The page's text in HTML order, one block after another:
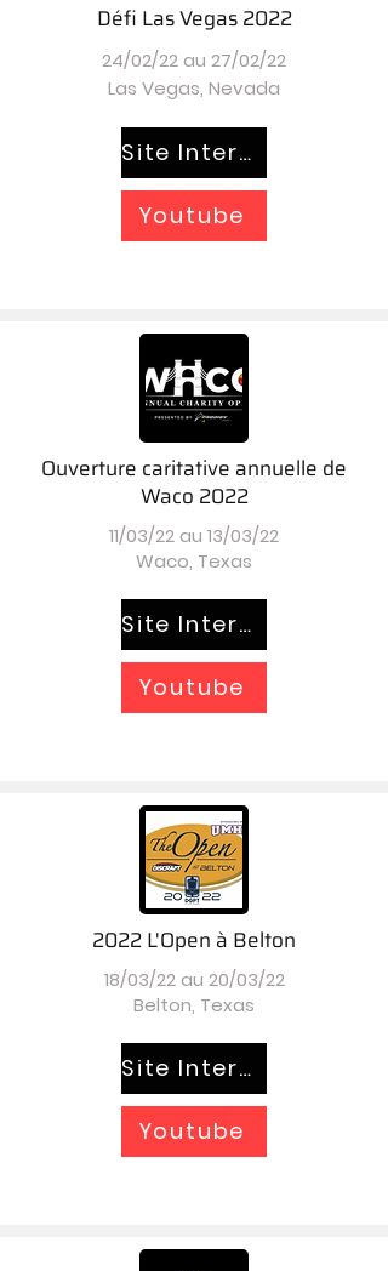
Défi Las Vegas 2022
24/02/22 au 27/02/22
Las Vegas, Nevada
Site Internet
Youtube
Ouverture caritative annuelle de
Waco 2022
11/03/22 au 13/03/22
Waco, Texas
Site Internet
Youtube
2022 L'Open à Belton
18/03/22 au 20/03/22
Belton, Texas
Site Internet
Youtube